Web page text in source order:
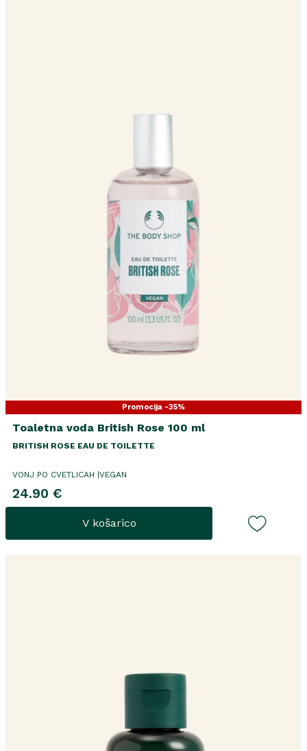
Promocija -35%
Toaletna voda British Rose 100 ml
BRITISH ROSE EAU DE TOILETTE
VONJ PO CVETLICAH |VEGAN
24.90 €
V košarico